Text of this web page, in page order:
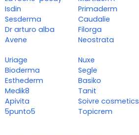
Isdin
Sesderma
Dr arturo alba
Avene
Primaderm
Caudalie
Filorga
Neostrata
Uriage
Bioderma
Esthederm
Medik8
Apivita
5punto5
Nuxe
Segle
Basiko
Tanit
Soivre cosmetics
Topicrem